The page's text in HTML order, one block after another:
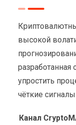
высокой
разработанная
упростить
чёткие
Канал